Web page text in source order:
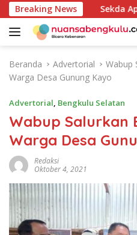
a
Breaking NewsSekda
Beranda Advertorial
Wabup
Warga Desa Gunung Kayo
Advertorial, Bengkulu Selatan
Wabup Salurkan
Warga Desa
Redaksi
Oktober 4, 2021